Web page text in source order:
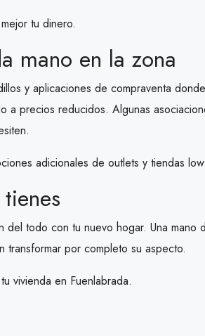
tu dinero.
mano en la zona
y aplicaciones de compraventa
a precios reducidos. Algunas
adicionales de outlets y tiendas
del todo con tu nuevo hogar. Una mano
por completo su aspecto.
vivienda en Fuenlabrada.